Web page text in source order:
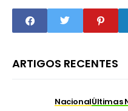
Branca
ARTIGOS RECENTES
NacionalÚltimas